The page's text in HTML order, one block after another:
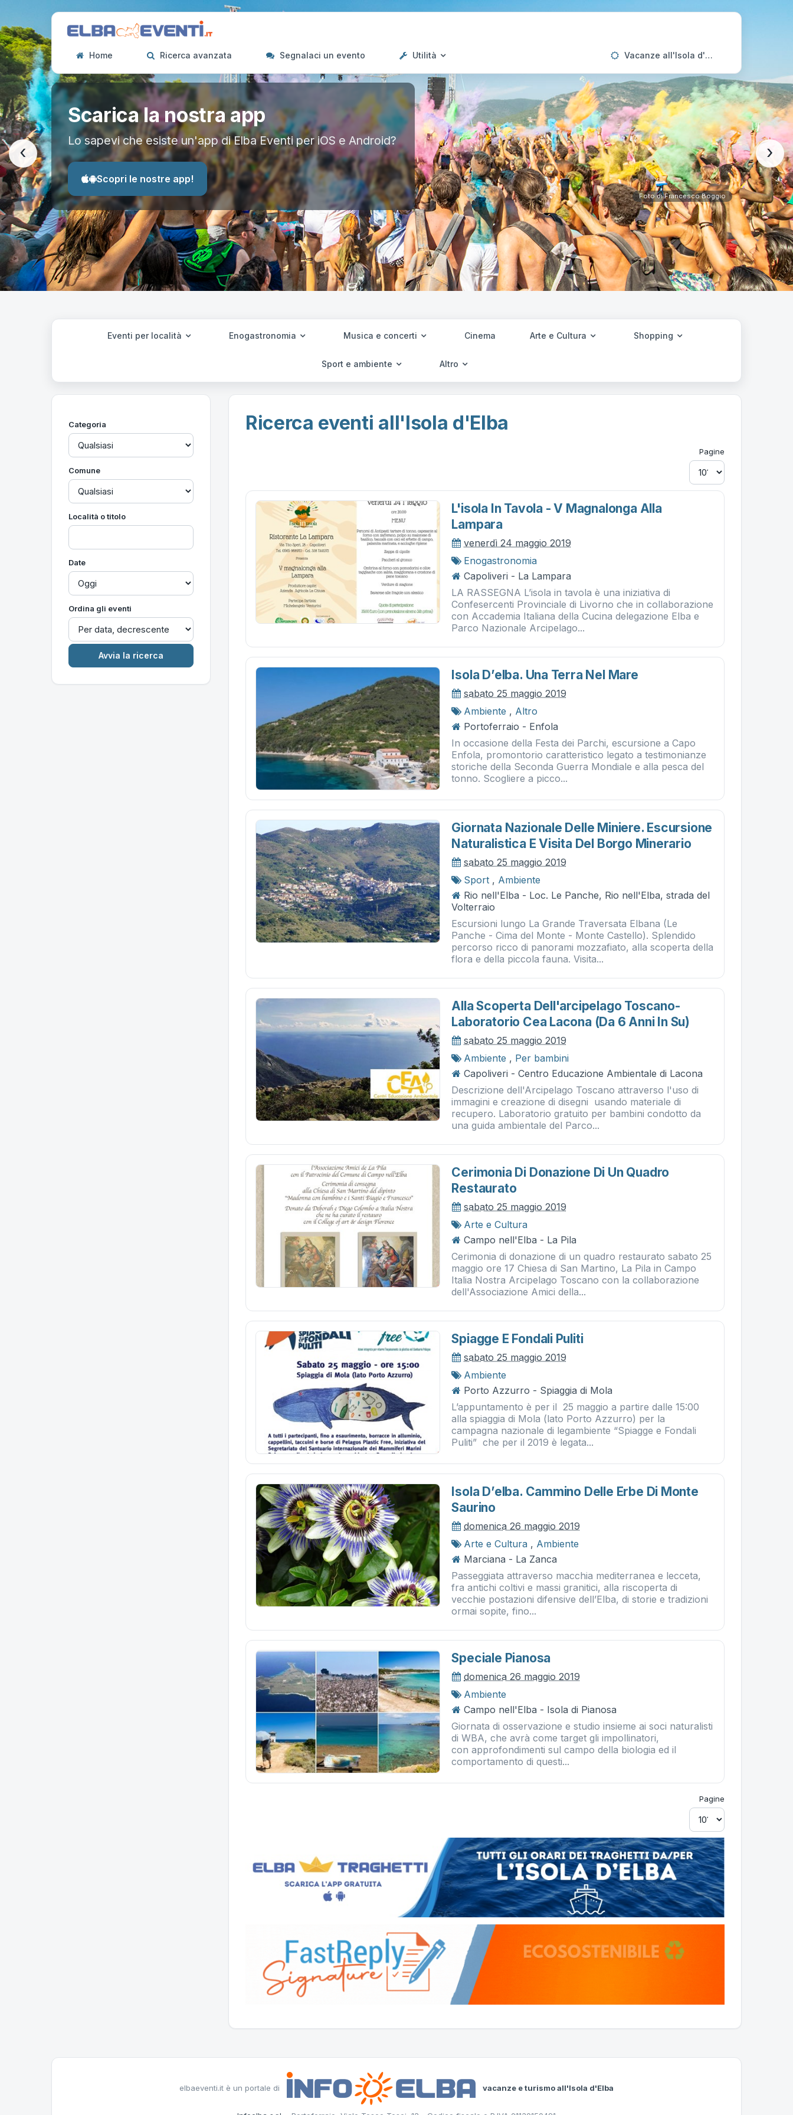
Home Ricerca avanzata Segnalaci un evento Utilità Vacanze all'Isola d'Elba
Scarica la nostra app
Lo sapevi che esiste un'app di Elba Eventi per iOS e Android?
Scopri le nostre app!
Foto di Francesco Boggio
‹ ›
Eventi per località Enogastronomia Musica e concerti Cinema Arte e Cultura Shopping
Sport e ambiente Altro
Categoria
Comune
Località o titolo
Date
Ordina gli eventi
Ricerca eventi all'Isola d'Elba
Pagine
L'isola In Tavola - V Magnalonga Alla
Lampara
venerdì 24 maggio 2019
Enogastronomia
Capoliveri - La Lampara
LA RASSEGNA L’isola in tavola è una iniziativa di
Confesercenti Provinciale di Livorno che in collaborazione
con Accademia Italiana della Cucina delegazione Elba e
Parco Nazionale Arcipelago...
Isola D’elba. Una Terra Nel Mare
sabato 25 maggio 2019
Ambiente , Altro
Portoferraio - Enfola
In occasione della Festa dei Parchi, escursione a Capo
Enfola, promontorio caratteristico legato a testimonianze
storiche della Seconda Guerra Mondiale e alla pesca del
tonno. Scogliere a picco...
Giornata Nazionale Delle Miniere. Escursione
Naturalistica E Visita Del Borgo Minerario
sabato 25 maggio 2019
Sport , Ambiente
Rio nell'Elba - Loc. Le Panche, Rio nell'Elba, strada del
Volterraio
Escursioni lungo La Grande Traversata Elbana (Le
Panche - Cima del Monte - Monte Castello). Splendido
percorso ricco di panorami mozzafiato, alla scoperta della
flora e della piccola fauna. Visita...
Alla Scoperta Dell'arcipelago Toscano-
Laboratorio Cea Lacona (da 6 Anni In Su)
sabato 25 maggio 2019
Ambiente , Per bambini
Capoliveri - Centro Educazione Ambientale di Lacona
Descrizione dell'Arcipelago Toscano attraverso l'uso di
immagini e creazione di disegni usando materiale di
recupero. Laboratorio gratuito per bambini condotto da
una guida ambientale del Parco...
Cerimonia Di Donazione Di Un Quadro
Restaurato
sabato 25 maggio 2019
Arte e Cultura
Campo nell'Elba - La Pila
Cerimonia di donazione di un quadro restaurato sabato 25
maggio ore 17 Chiesa di San Martino, La Pila in Campo
Italia Nostra Arcipelago Toscano con la collaborazione
dell'Associazione Amici della...
Spiagge E Fondali Puliti
sabato 25 maggio 2019
Ambiente
Porto Azzurro - Spiaggia di Mola
L’appuntamento è per il 25 maggio a partire dalle 15:00
alla spiaggia di Mola (lato Porto Azzurro) per la
campagna nazionale di legambiente “Spiagge e Fondali
Puliti” che per il 2019 è legata...
Isola D’elba. Cammino Delle Erbe Di Monte
Saurino
domenica 26 maggio 2019
Arte e Cultura , Ambiente
Marciana - La Zanca
Passeggiata attraverso macchia mediterranea e lecceta,
fra antichi coltivi e massi granitici, alla riscoperta di
vecchie postazioni difensive dell’Elba, di storie e tradizioni
ormai sopite, fino...
Speciale Pianosa
domenica 26 maggio 2019
Ambiente
Campo nell'Elba - Isola di Pianosa
Giornata di osservazione e studio insieme ai soci naturalisti
di WBA, che avrà come target gli impollinatori,
con approfondimenti sul campo della biologia ed il
comportamento di questi...
Pagine
elbaeventi.it è un portale di vacanze e turismo all'Isola d'Elba